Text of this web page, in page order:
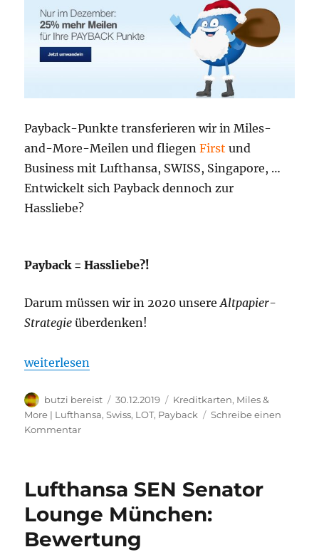
Payback-Punkte transferieren wir in Miles-
and-More-Meilen und fliegenFirst und
Business mit Lufthansa, SWISS, Singapore, …
Entwickelt sich Payback dennoch zur
Hassliebe?
Payback = Hassliebe?!
Darum müssen wir in 2020 unsereAltpapier-
Strategie überdenken!
„Payback entwickelt sich zur Hassliebe“
weiterlesen
Autor
butzi bereist
Veröffentlicht
am
30.12.2019 Kategorien
Kreditkarten, Miles &
More | Lufthansa, Swiss, LOT, Payback
Schreibe einen
Kommentarzu
zur
Lufthansa SEN Senator
Lounge München:
Bewertung